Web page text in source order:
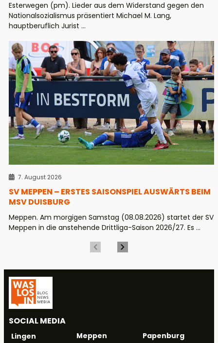
Esterwegen (pm). Lieder aus dem Widerstand gegen den
Nationalsozialismus präsentiert Michael M. Lang,
hauptberuflich Jurist ...
7. August 2026
SV MEPPEN – ERSTES SAISONSPIEL AUSWÄRTS BEIM
MSV DUISBURG
Meppen. Am morgigen Samstag (08.08.2026) startet der SV
Meppen in die anstehende Drittliga-Saison 2026/27. Es ...
SOCIAL MEDIA
Lingen Meppen Papenburg